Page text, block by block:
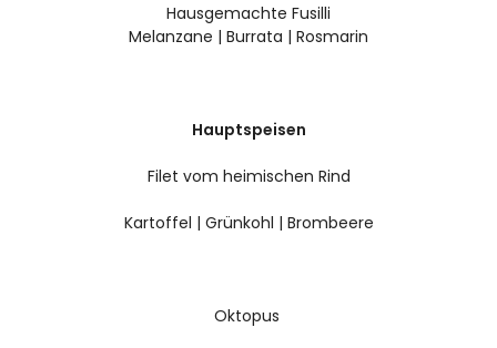
Hausgemachte Fusilli
Melanzane | Burrata | Rosmarin
Hauptspeisen
Filet vom heimischen Rind
Kartoffel | Grünkohl | Brombeere
Oktopus